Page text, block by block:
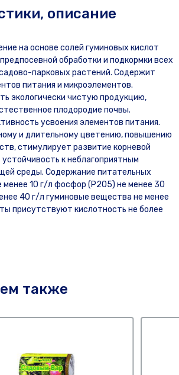
описание
на основе солей гуминовых кислот
обработки и подкормки всех
парковых растений. Содержит
питания и микроэлементов.
экологически чистую продукцию,
плодородие почвы.
усвоения элементов питания.
и длительному цветению, повышению
стимулирует развитие корневой
к неблагоприятным
среды. Содержание питательных
менее 10 г/л фосфор (Р2О5) не менее 30
40 г/л гуминовые вещества не менее
присутствуют кислотность не более
также